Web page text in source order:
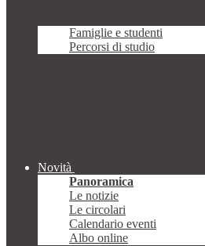
Famiglie e studenti
Percorsi di studio
Novità
Panoramica
Le notizie
Le circolari
Calendario eventi
Albo online